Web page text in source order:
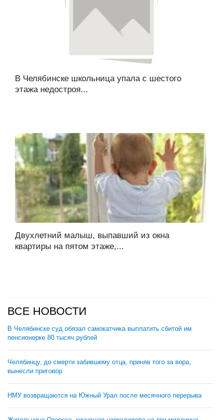
В Челябинске школьница упала с шестого
этажа недостроя...
Двухлетний малыш, выпавший из окна
квартиры на пятом этаже,...
ВСЕ НОВОСТИ
В Челябинске суд обязал самокатчика выплатить сбитой им
пенсионерке 80 тысяч рублей
Челябинцу, до смерти забившему отца, приняв того за вора,
вынесли приговор
НМУ возвращаются на Южный Урал после месячного перерыва